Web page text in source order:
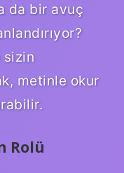
da bir avuç
sizin
metinle okur
Rolü